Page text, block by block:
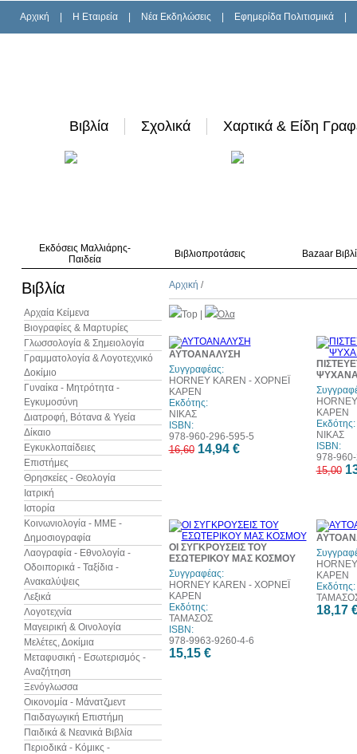
Αρχική H Εταιρεία Νέα Εκδηλώσεις Εφημερίδα Πολιτισμικά
Βιβλία Σχολικά Χαρτικά & Είδη
Εκδόσεις Μαλλιάρης-
Παιδεία
Βιβλιοπροτάσεις Bazaar
Βιβλία
Αρχαία Κείμενα
Βιογραφίες & Μαρτυρίες
Γλωσσολογία & Σημειολογία
Γραμματολογία & Λογοτεχνικό
Δοκίμιο
Γυναίκα - Μητρότητα -
Εγκυμοσύνη
Διατροφή, Βότανα & Υγεία
Δίκαιο
Εγκυκλοπαίδειες
Επιστήμες
Θρησκείες - Θεολογία
Ιατρική
Ιστορία
Κοινωνιολογία - ΜΜΕ -
Δημοσιογραφία
Λαογραφία - Εθνολογία -
Οδοιπορικά - Ταξίδια -
Ανακαλύψεις
Λεξικά
Λογοτεχνία
Μαγειρική & Οινολογία
Μελέτες, Δοκίμια
Μεταφυσική - Εσωτερισμός -
Αναζήτηση
Ξενόγλωσσα
Οικονομία - Μάνατζμεντ
Παιδαγωγική Επιστήμη
Παιδικά & Νεανικά Βιβλία
Περιοδικά - Κόμικς -
Αρχική /
Top Όλα
ΑΥΤΟΑΝΑΛΥΣΗ
Συγγραφέας:
HORNEY KAREN - ΧΟΡΝΕΪ
ΚΑΡΕΝ
Εκδότης:
ΝΙΚΑΣ
ISBN:
978-960-296-595-5
16,60 14,94 €
ΚΑΡΕΝ
Εκδότης:
ΝΙΚΑΣ
ISBN:
978-
15,00
ΟΙ ΣΥΓΚΡΟΥΣΕΙΣ ΤΟΥ
ΕΣΩΤΕΡΙΚΟΥ ΜΑΣ ΚΟΣΜΟΥ
Συγγραφέας:
HORNEY KAREN - ΧΟΡΝΕΪ
ΚΑΡΕΝ
Εκδότης:
ΤΑΜΑΣΟΣ
ISBN:
978-9963-9260-4-6
15,15 €
ΚΑΡΕΝ
Εκδότης:
18,17